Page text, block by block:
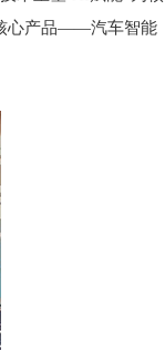
心产品——汽车智能